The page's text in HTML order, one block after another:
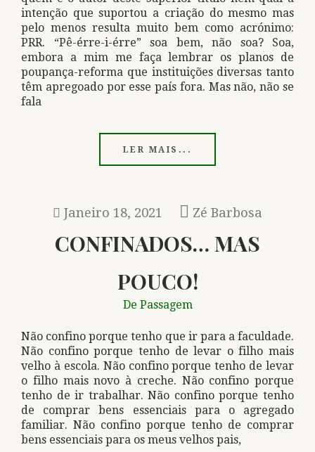
intenção que suportou a criação do mesmo mas
pelo menos resulta muito bem como acrónimo:
PRR. “Pê-érre-i-érre” soa bem, não soa? Soa,
embora a mim me faça lembrar os planos de
poupança-reforma que instituições diversas tanto
têm apregoado por esse país fora. Mas não, não se
fala
LER MAIS...
Janeiro 18, 2021 Zé Barbosa
CONFINADOS… MAS
POUCO!
De Passagem
Não confino porque tenho que ir para a faculdade.
Não confino porque tenho de levar o filho mais
velho à escola. Não confino porque tenho de levar
o filho mais novo à creche. Não confino porque
tenho de i​​​​​r trabalhar. Não confino porque tenho
de comprar bens essenciais para o agregado
familiar. Não confino porque tenho de comprar
bens essenciais para os meus velhos pais,